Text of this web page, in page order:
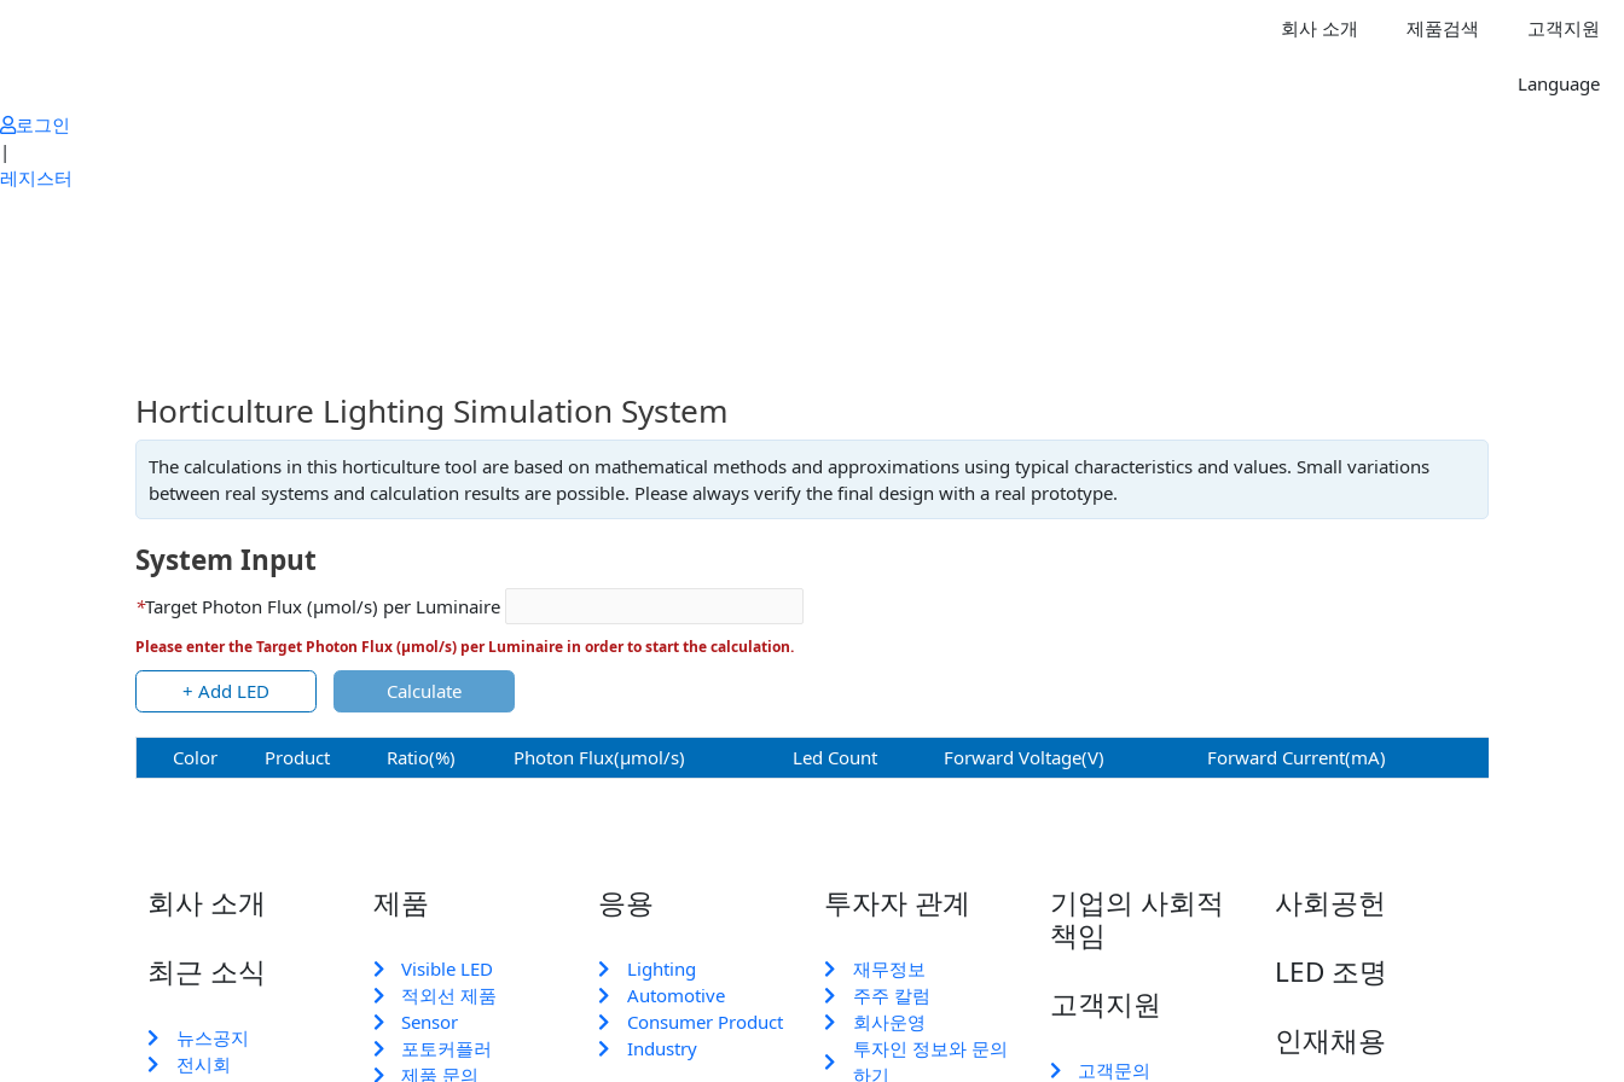
회사 소개 제품검색 고객지원
Language
로그인
|
레지스터
Horticulture Lighting Simulation System
The calculations in this horticulture tool are based on mathematical methods and approximations using typical characteristics and values. Small variations
between real systems and calculation results are possible. Please always verify the final design with a real prototype.
System Input
*Target Photon Flux (μmol/s) per Luminaire
Please enter the Target Photon Flux (µmol/s) per Luminaire in order to start the calculation.
+ Add LED Calculate
Color Product Ratio(%) Photon Flux(μmol/s) Led Count Forward Voltage(V) Forward Current(mA)
회사 소개
최근 소식
뉴스공지
전시회
제품
Visible LED
적외선 제품
Sensor
포토커플러
제품 문의
응용
Lighting
Automotive
Consumer Product
Industry
투자자 관계
재무정보
주주 칼럼
회사운영
투자인 정보와 문의
하기
기업의 사회적
책임
고객지원
고객문의
사회공헌
LED 조명
인재채용